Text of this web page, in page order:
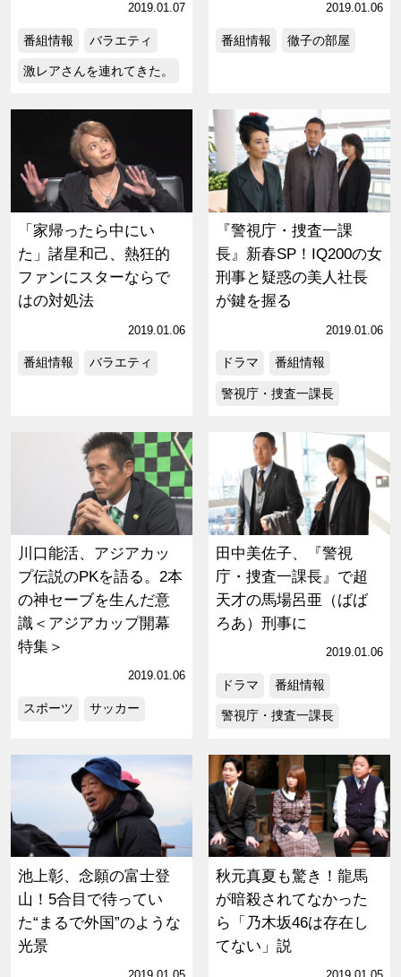
2019.01.07
番組情報 バラエティ
激レアさんを連れてきた。
2019.01.06
番組情報 徹子の部屋
「家帰ったら中にい
た」諸星和己、熱狂的
ファンにスターならで
はの対処法
2019.01.06
番組情報 バラエティ
『警視庁・捜査一課
長』新春SP！IQ200の女
刑事と疑惑の美人社長
が鍵を握る
2019.01.06
ドラマ 番組情報
警視庁・捜査一課長
川口能活、アジアカッ
プ伝説のPKを語る。2本
の神セーブを生んだ意
識＜アジアカップ開幕
特集＞
2019.01.06
スポーツ サッカー
田中美佐子、『警視
庁・捜査一課長』で超
天才の馬場呂亜（ばば
ろあ）刑事に
2019.01.06
ドラマ 番組情報
警視庁・捜査一課長
池上彰、念願の富士登
山！5合目で待ってい
た“まるで外国”のような
光景
秋元真夏も驚き！龍馬
が暗殺されてなかった
ら「乃木坂46は存在し
てない」説